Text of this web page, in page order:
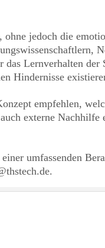
jedoch die
Lernverhalten
Hindernisse
empfehlen,
externe
umfassenden